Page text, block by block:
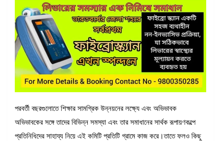
পরবর্তী বছরগুলোতে শিক্ষার সামগ্রিক উন্নয়নের লক্ষ্যে এবং অভিভাবক
অভিভাবকের সঙ্গে তাদের বিভিন্ন সমস্যা এবং তার সমাধানের সার্থক রূপায়ণকল্পে
প্রতিনিধিদের সাহায্য নিয়ে এই কমিটি প্রতিটি গ্রামে কাজ করে।তাতে ফলও কিছু